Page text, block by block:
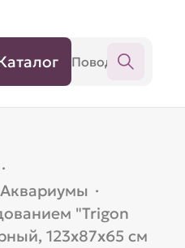
·
Аквариумы ·
"Trigon
123х87х65 см